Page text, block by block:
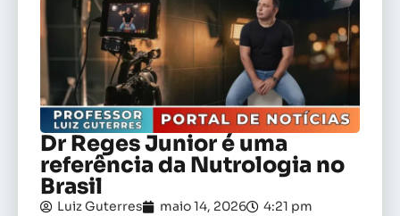
Dr Reges Junior é uma
referência da Nutrologia no
Brasil
Luiz Guterres maio 14, 2026
4:21 pm